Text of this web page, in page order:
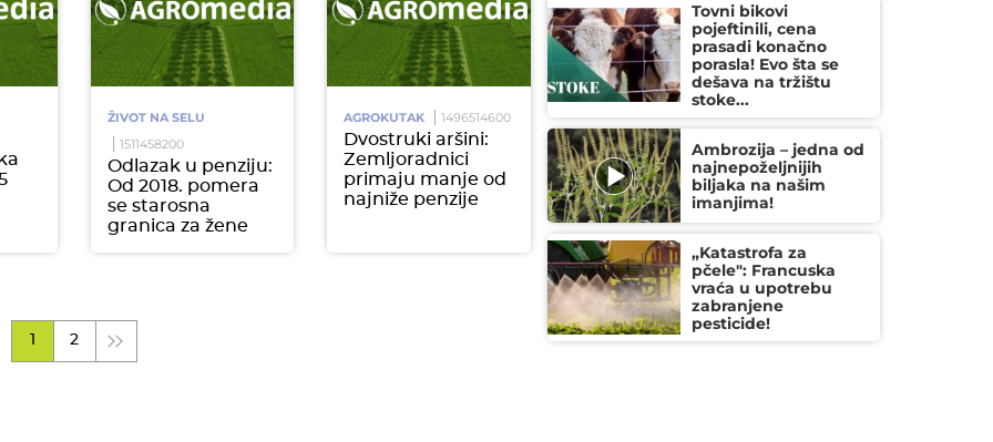
ŽIVOT NA SELU
1511458200
Odlazak u penziju:
Od 2018. pomera
se starosna
granica za žene
AGROKUTAK 1496514600
Dvostruki aršini:
Zemljoradnici
primaju manje od
najniže penzije
2
Tovni bikovi
pojeftinili, cena
prasadi konačno
porasla! Evo šta se
dešava na tržištu
stoke...
Ambrozija – jedna od
najnepoželjnijih
biljaka na našim
imanjima!
„Katastrofa za
pčele": Francuska
vraća u upotrebu
zabranjene
pesticide!